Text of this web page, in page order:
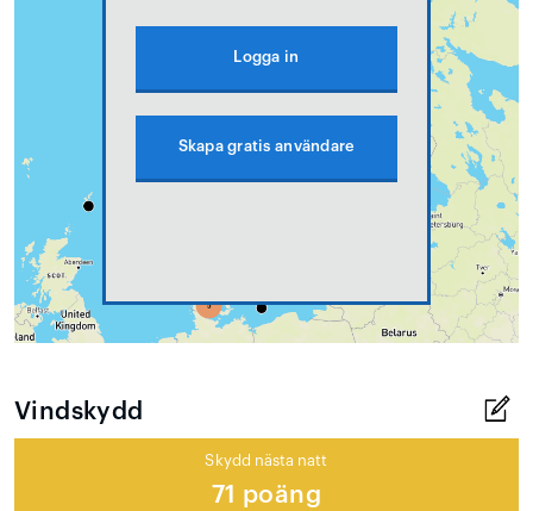
Logga in
Skapa gratis användare
Vindskydd
Skydd nästa natt
71 poäng